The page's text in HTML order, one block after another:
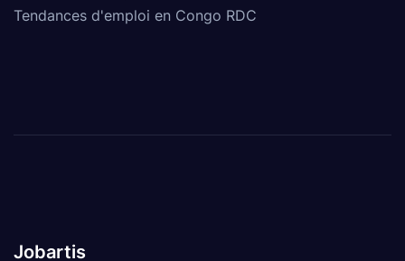
Tendances d'emploi en Congo RDC
Jobartis